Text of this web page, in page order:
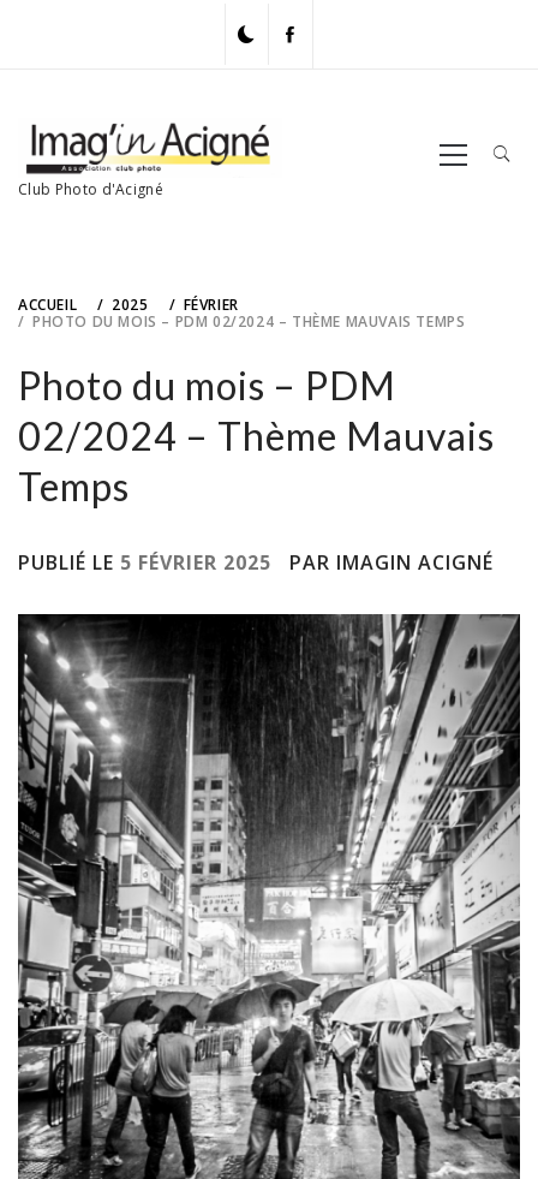
Club Photo d'Acigné
Primary
Menu
ACCUEIL 2025
FÉVRIER
PHOTO DU MOIS – PDM 02/2024 – THÈME MAUVAIS TEMPS
Photo du mois – PDM
02/2024 – Thème Mauvais
Temps
PUBLIÉ LE 5 FÉVRIER 2025 PAR IMAGIN ACIGNÉ